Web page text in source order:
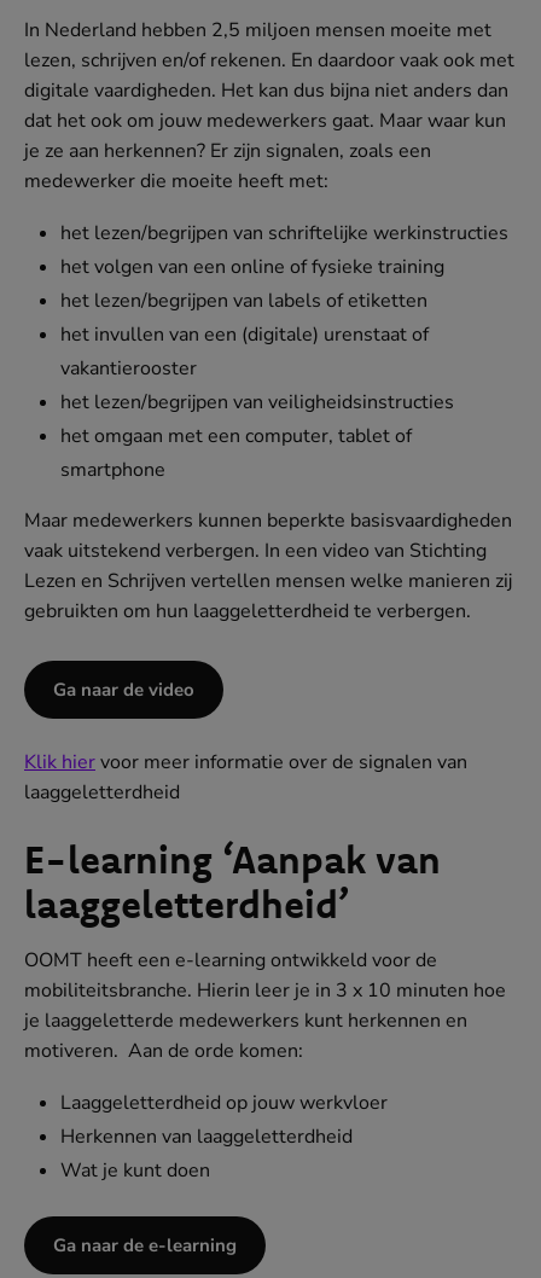
In Nederland hebben 2,5 miljoen mensen moeite met
lezen, schrijven en/of rekenen. En daardoor vaak ook met
digitale vaardigheden. Het kan dus bijna niet anders dan
dat het ook om jouw medewerkers gaat. Maar waar kun
je ze aan herkennen? Er zijn signalen, zoals een
medewerker die moeite heeft met:
het lezen/begrijpen van schriftelijke werkinstructies
het volgen van een online of fysieke training
het lezen/begrijpen van labels of etiketten
het invullen van een (digitale) urenstaat of
vakantierooster
het lezen/begrijpen van veiligheidsinstructies
het omgaan met een computer, tablet of
smartphone
Maar medewerkers kunnen beperkte basisvaardigheden
vaak uitstekend verbergen. In een video van Stichting
Lezen en Schrijven vertellen mensen welke manieren zij
gebruikten om hun laaggeletterdheid te verbergen.
Ga naar de video
Klik hiervoor meer informatie over de signalen van
laaggeletterdheid
E-learning ‘Aanpak van
laaggeletterdheid’
OOMT heeft een e-learning ontwikkeld voor de
mobiliteitsbranche. Hierin leer je in 3 x 10 minuten hoe
je laaggeletterde medewerkers kunt herkennen en
motiveren. Aan de orde komen:
Laaggeletterdheid op jouw werkvloer
Herkennen van laaggeletterdheid
Wat je kunt doen
Ga naar de e-learning